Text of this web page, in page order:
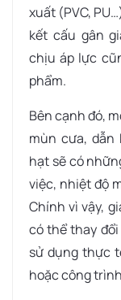
xuất (PVC,
kết cấu gân
chịu áp lực
phẩm.
Bên cạnh đó,
mùn cưa, dẫn
hạt sẽ có
việc, nhiệt độ
Chính vì vậy,
có thể thay
sử dụng thực
hoặc công